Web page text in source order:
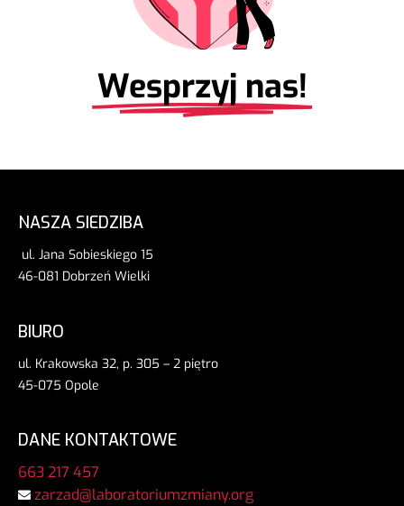
Wesprzyj nas!
NASZA SIEDZIBA
ul. Jana Sobieskiego 15
46-081 Dobrzeń Wielki
BIURO
ul. Krakowska 32, p. 305 – 2 piętro
45-075 Opole
DANE KONTAKTOWE
663 217 457
zarzad@laboratoriumzmiany.org